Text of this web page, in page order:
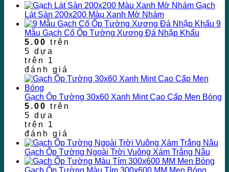
Gạch
Lát Sàn 200x200 Màu Xanh Mờ Nhám
9
Mẫu Gạch Cổ Ốp Tường Xương Đá Nhập Khẩu
5.00 trên
5 dựa
trên 1
đánh giá
Gạch Ốp Tường 30x60 Xanh Mint Cao Cấp Men Bóng
5.00 trên
5 dựa
trên 1
đánh giá
Gạch Ốp Tường Ngoài Trời Vuông Xám Trắng Nâu
Gạch Ốp Tường Màu Tím 300x600 MM Men Bóng